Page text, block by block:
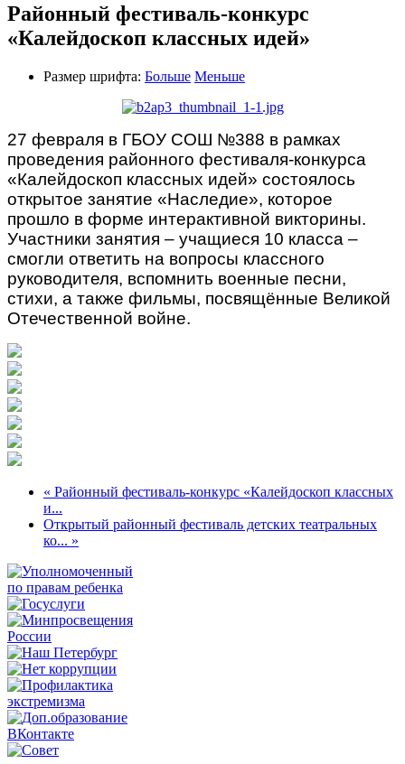
Районный фестиваль-конкурс
«Калейдоскоп классных идей»
Размер шрифта: Больше Меньше
27 февраля в ГБОУ СОШ №388 в рамках
проведения районного фестиваля-конкурса
«Калейдоскоп классных идей» состоялось
открытое занятие «Наследие», которое
прошло в форме интерактивной викторины.
Участники занятия – учащиеся 10 класса –
смогли ответить на вопросы классного
руководителя, вспомнить военные песни,
стихи, а также фильмы, посвящённые Великой
Отечественной войне.
« Районный фестиваль-конкурс «Калейдоскоп классных
и...
Открытый районный фестиваль детских театральных
ко... »